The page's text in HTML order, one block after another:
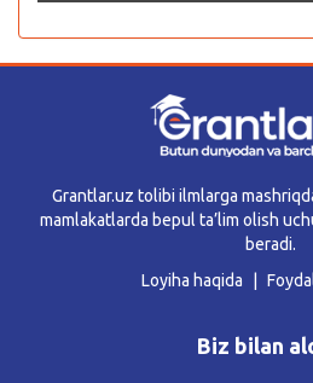
Grantlar.uz tolibi ilmlarga
mamlakatlarda bepul ta’lim olish
beradi.
Loyiha haqida
Biz bilan